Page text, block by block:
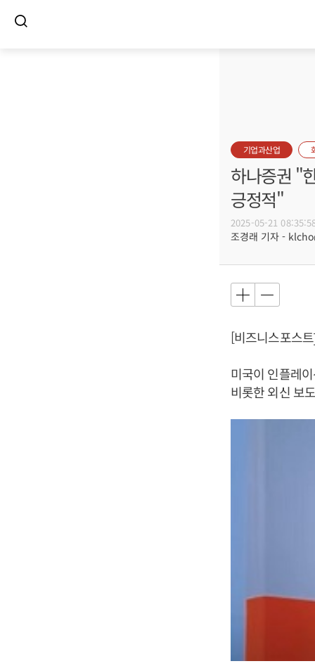
기업과산업
하나증권 "
긍정적"
2025-05-21
조경래 기자 -
[비즈니스포스
미국이 인플레
비롯한 외신 보